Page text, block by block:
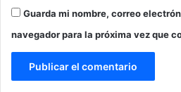
Guarda mi nombre, correo
navegador para la próxima vez que